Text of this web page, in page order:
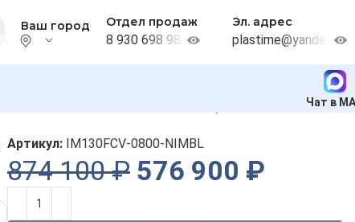
Ваш город Отдел продаж
8 930 698 98 38
Эл. адрес
plastime@yandex.ru
Чат в
Артикул: IM130FCV-0800-NIMBL
874 100₽ 576 900 ₽
Alternative: